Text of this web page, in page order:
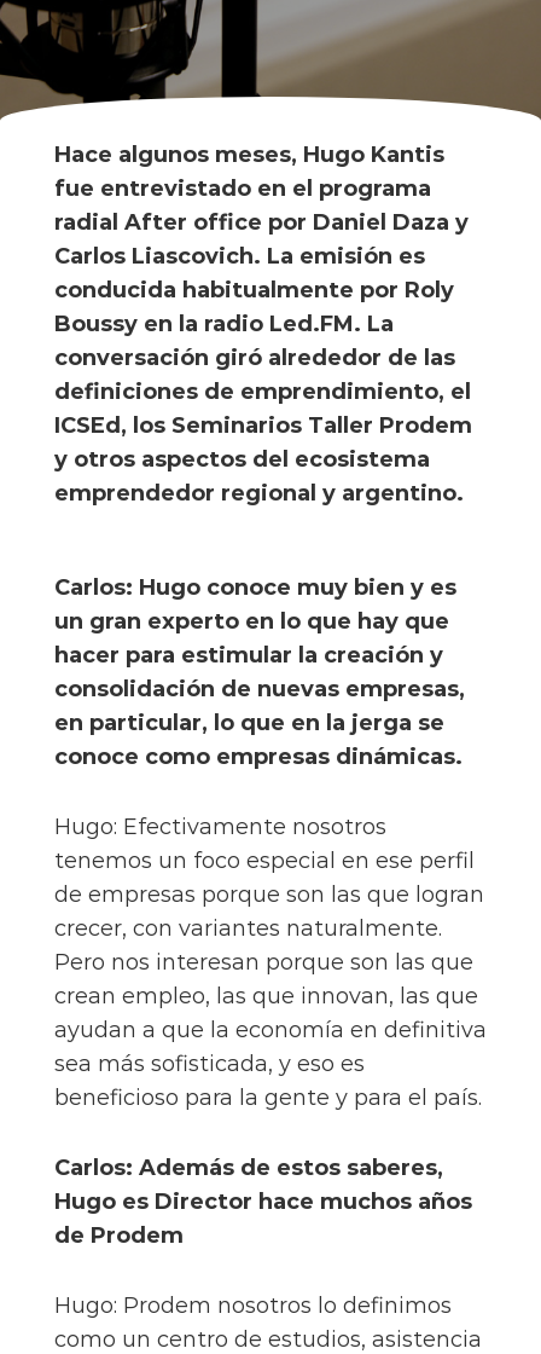
Hace algunos meses, Hugo Kantis
fue entrevistado en el programa
radial After office por Daniel Daza y
Carlos Liascovich. La emisión es
conducida habitualmente por Roly
Boussy en la radio Led.FM. La
conversación giró alrededor de las
definiciones de emprendimiento, el
ICSEd, los Seminarios Taller Prodem
y otros aspectos del ecosistema
emprendedor regional y argentino.
Carlos: Hugo conoce muy bien y es
un gran experto en lo que hay que
hacer para estimular la creación y
consolidación de nuevas empresas,
en particular, lo que en la jerga se
conoce como empresas dinámicas.
Hugo: Efectivamente nosotros
tenemos un foco especial en ese perfil
de empresas porque son las que logran
crecer, con variantes naturalmente.
Pero nos interesan porque son las que
crean empleo, las que innovan, las que
ayudan a que la economía en definitiva
sea más sofisticada, y eso es
beneficioso para la gente y para el país.
Carlos: Además de estos saberes,
Hugo es Director hace muchos años
de Prodem
Hugo: Prodem nosotros lo definimos
como un centro de estudios, asistencia